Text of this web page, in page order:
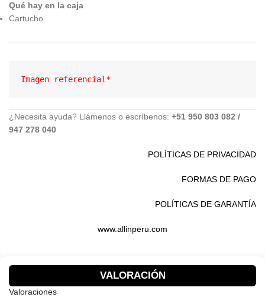
Qué hay en la caja
Cartucho
Imagen referencial*
¿Necesita ayuda? Llámenos o escríbenos: +51 950 803 082 /
947 278 040
POLÍTICAS DE PRIVACIDAD
FORMAS DE PAGO
POLÍTICAS DE GARANTÍA
www.allinperu.com
VALORACIÓN
Valoraciones